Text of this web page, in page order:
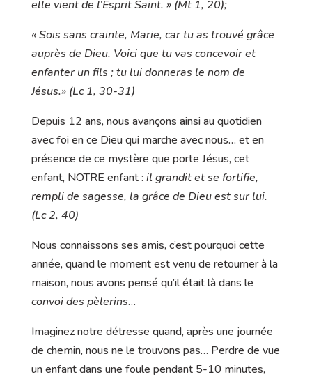
elle vient de l’Esprit Saint. » (Mt 1, 20);
« Sois sans crainte, Marie, car tu as trouvé grâce
auprès de Dieu. Voici que tu vas concevoir et
enfanter un fils ; tu lui donneras le nom de
Jésus.» (Lc 1, 30-31)
Depuis 12 ans, nous avançons ainsi au quotidien
avec foi en ce Dieu qui marche avec nous… et en
présence de ce mystère que porte Jésus, cet
enfant, NOTRE enfant : il grandit et se fortifie,
rempli de sagesse, la grâce de Dieu est sur lui.
(Lc 2, 40)
Nous connaissons ses amis, c’est pourquoi cette
année, quand le moment est venu de retourner à la
maison, nous avons pensé qu’il était là dans le
convoi des pèlerins…
Imaginez notre détresse quand, après une journée
de chemin, nous ne le trouvons pas… Perdre de vue
un enfant dans une foule pendant 5-10 minutes,